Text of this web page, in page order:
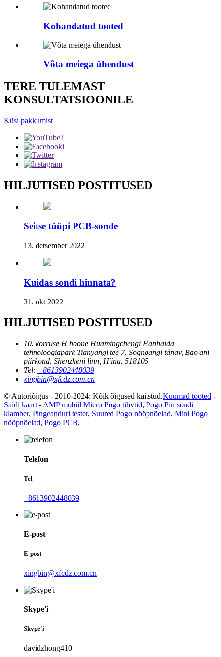
Kohandatud tooted
Võta meiega ühendust
TERE TULEMAST
KONSULTATSIOONILE
Küsi pakkumist
HILJUTISED POSTITUSED
Seitse tüüpi PCB-sonde
13. detsember 2022
Kuidas sondi hinnata?
31. okt 2022
HILJUTISED POSTITUSED
10. korruse H hoone Huamingchengi Hanhaida
tehnoloogiapark Tianyangi tee 7, Sogngangi tänav, Bao'ani
piirkond, Shenzheni linn, Hiina. 518105
Tel: +8613902448039
xingbin@xfcdz.com.cn
© Autoriõigus - 2010-2024: Kõik õigused kaitstud.Kuumad tooted -
Saidi kaart - AMP mobiil Micro Pogo tihvtid, Pogo Pin sondi
klamber, Pingeanduri tester, Suured Pogo nööpnõelad, Mini Pogo
nööpnõelad, Pogo PCB,
Telefon
Tel
+8613902448039
E-post
E-post
xingbin@xfcdz.com.cn
Skype'i
Skype'i
davidzhong410